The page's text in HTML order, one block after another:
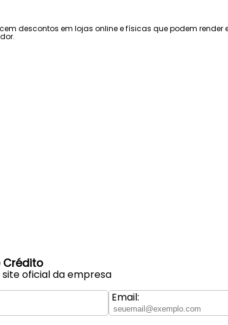
descontos em lojas online e físicas que podem render
oficial da empresa
Email: